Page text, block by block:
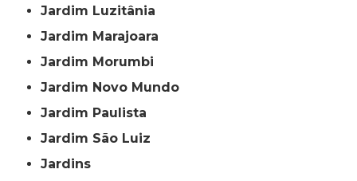
Jardim Luzitânia
Jardim Marajoara
Jardim Morumbi
Jardim Novo Mundo
Jardim Paulista
Jardim São Luiz
Jardins